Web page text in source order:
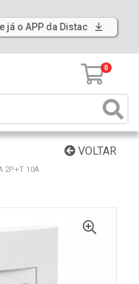
já o APP da Distac
0
VOLTAR
2P+T 10A